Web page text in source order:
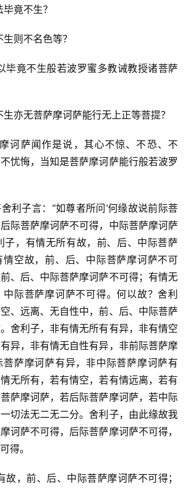
竟不生？
则不名色等？
毕竟不生般若波罗蜜多教诫教授诸菩萨
亦无菩萨摩诃萨能行无上正等菩提？
诃萨闻作是说，其心不惊、不恐、不
忧悔，当知是菩萨摩诃萨能行般若波罗
利子言：“如尊者所问‘何缘故说前际菩
际菩萨摩诃萨不可得，中际菩萨摩诃萨
子，有情无所有故，前、后、中际菩萨
情空故，前、后、中际菩萨摩诃萨不可
、后、中际菩萨摩诃萨不可得；有情无
际菩萨摩诃萨不可得。何以故？舍利
、远离、无自性中，前、后、中际菩萨
舍利子，非有情无所有有异，非有情空
异，非有情无自性有异，非前际菩萨摩
萨摩诃萨有异，非中际菩萨摩诃萨有
无所有，若有情空，若有情远离，若有
萨摩诃萨，若后际菩萨摩诃萨，若中际
切法无二无二分。舍利子，由此缘故我
诃萨不可得，后际菩萨摩诃萨不可得，
得。
故，前、后、中际菩萨摩诃萨不可得；